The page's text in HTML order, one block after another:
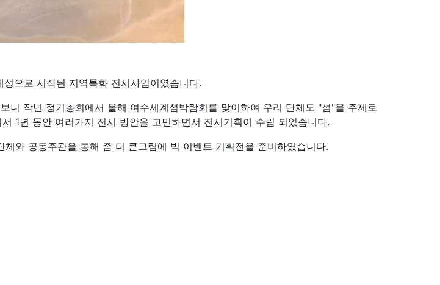
으로 시작된 지역특화 전시사업이였습니다.
작년 정기총회에서 올해 여수세계섬박람회를 맞이하여 우리 단체도 "섬"을 주제로
1년 동안 여러가지 전시 방안을 고민하면서 전시기획이 수립 되었습니다.
와 공동주관을 통해 좀 더 큰그림에 빅 이벤트 기획전을 준비하였습니다.